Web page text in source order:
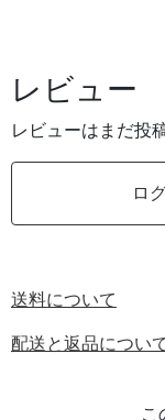
レビュー
レビューはまだ投
ロ
送料について
配送と返品につい
こ